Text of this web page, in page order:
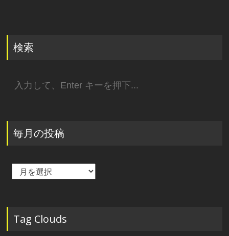
検索
索:
毎月の投稿
毎
稿
Tag Clouds